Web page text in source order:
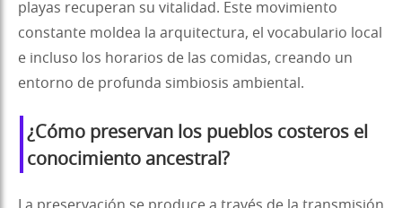
playas recuperan su vitalidad. Este movimiento
constante moldea la arquitectura, el vocabulario local
e incluso los horarios de las comidas, creando un
entorno de profunda simbiosis ambiental.
¿Cómo preservan los pueblos costeros el
conocimiento ancestral?